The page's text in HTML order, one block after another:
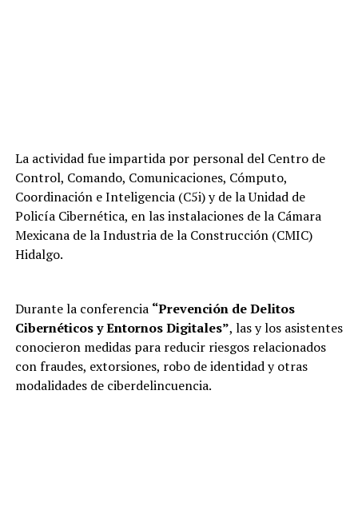
La actividad fue impartida por personal del Centro de
Control, Comando, Comunicaciones, Cómputo,
Coordinación e Inteligencia (C5i) y de la Unidad de
Policía Cibernética, en las instalaciones de la Cámara
Mexicana de la Industria de la Construcción (CMIC)
Hidalgo.
Durante la conferencia “Prevención de Delitos
Cibernéticos y Entornos Digitales”, las y los asistentes
conocieron medidas para reducir riesgos relacionados
con fraudes, extorsiones, robo de identidad y otras
modalidades de ciberdelincuencia.